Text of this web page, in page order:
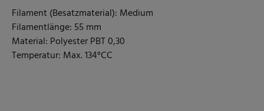
Filament (Besatzmaterial): Medium
Filamentlänge: 55 mm
Material: Polyester PBT 0,30
Temperatur: Max. 134°CC